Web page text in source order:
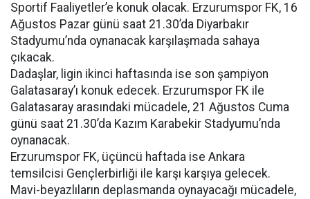
Sportif Faaliyetler’e konuk olacak. Erzurumspor FK, 16
Ağustos Pazar günü saat 21.30’da Diyarbakır
Stadyumu’nda oynanacak karşılaşmada sahaya
çıkacak.
Dadaşlar, ligin ikinci haftasında ise son şampiyon
Galatasaray’ı konuk edecek. Erzurumspor FK ile
Galatasaray arasındaki mücadele, 21 Ağustos Cuma
günü saat 21.30’da Kazım Karabekir Stadyumu’nda
oynanacak.
Erzurumspor FK, üçüncü haftada ise Ankara
temsilcisi Gençlerbirliği ile karşı karşıya gelecek.
Mavi-beyazlıların deplasmanda oynayacağı mücadele,